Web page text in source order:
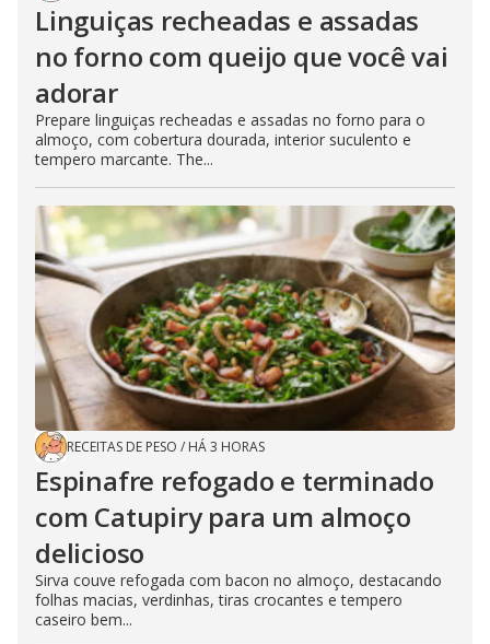
Linguiças recheadas e assadas
no forno com queijo que você vai
adorar
Prepare linguiças recheadas e assadas no forno para o
almoço, com cobertura dourada, interior suculento e
tempero marcante. The...
RECEITAS DE PESO / HÁ 3 HORAS
Espinafre refogado e terminado
com Catupiry para um almoço
delicioso
Sirva couve refogada com bacon no almoço, destacando
folhas macias, verdinhas, tiras crocantes e tempero
caseiro bem...